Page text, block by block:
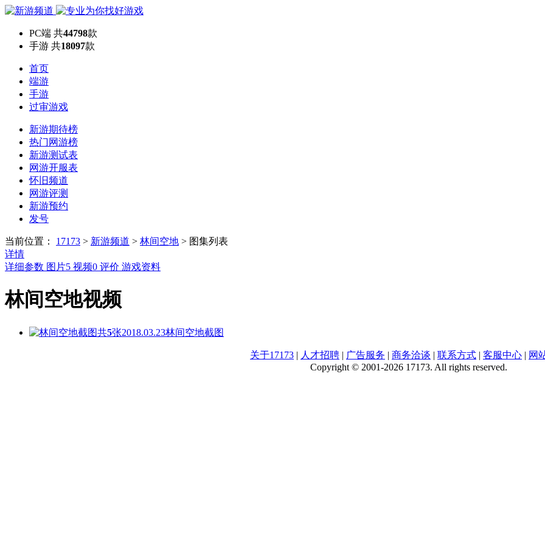
PC端 共44798款
手游 共18097款
首页
端游
手游
过审游戏
新游期待榜
热门网游榜
新游测试表
网游开服表
怀旧频道
网游评测
新游预约
发号
当前位置： 17173 > 新游频道 > 林间空地 > 图集列表
详情
详细参数 图片5 视频0 评价 游戏资料
林间空地视频
共5张2018.03.23林间空地截图
关于17173 | 人才招聘 | 广告服务 | 商务洽谈 | 联系方式 | 客服中心 | 网
Copyright © 2001-2026 17173. All rights reserved.